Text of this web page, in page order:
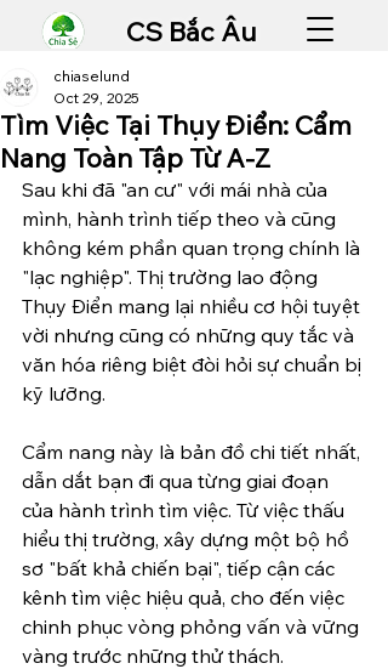
CS Bắc Âu
Tìm Việc Tại Thụy Điển: Cẩm
Nang Toàn Tập Từ A-Z
chiaselund
Oct 29, 2025
Sau khi đã "an cư" với mái nhà của
mình, hành trình tiếp theo và cũng
không kém phần quan trọng chính là
"lạc nghiệp". Thị trường lao động
Thụy Điển mang lại nhiều cơ hội tuyệt
vời nhưng cũng có những quy tắc và
văn hóa riêng biệt đòi hỏi sự chuẩn bị
kỹ lưỡng.
Cẩm nang này là bản đồ chi tiết nhất,
dẫn dắt bạn đi qua từng giai đoạn
của hành trình tìm việc. Từ việc thấu
hiểu thị trường, xây dựng một bộ hồ
sơ "bất khả chiến bại", tiếp cận các
kênh tìm việc hiệu quả, cho đến việc
chinh phục vòng phỏng vấn và vững
vàng trước những thử thách.